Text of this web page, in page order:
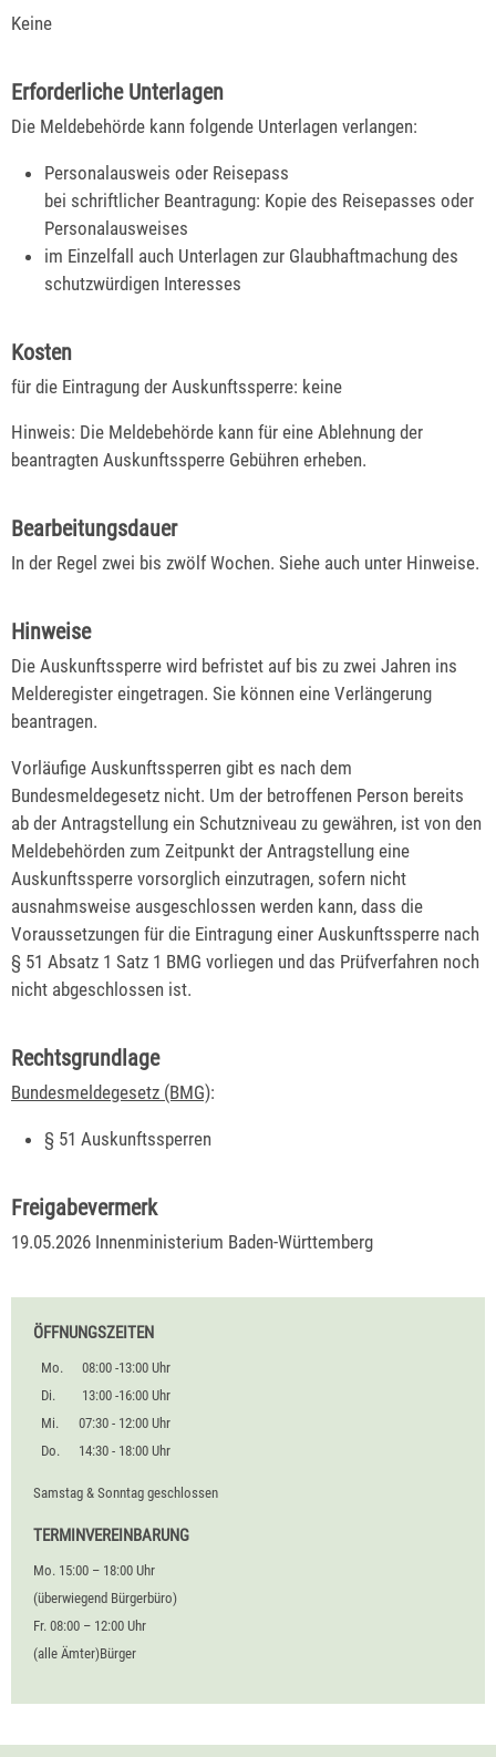
Keine
Erforderliche Unterlagen
Die Meldebehörde kann folgende Unterlagen verlangen:
Personalausweis oder Reisepass
bei schriftlicher Beantragung: Kopie des Reisepasses oder
Personalausweises
im Einzelfall auch Unterlagen zur Glaubhaftmachung des
schutzwürdigen Interesses
Kosten
für die Eintragung der Auskunftssperre: keine
Hinweis: Die Meldebehörde kann für eine Ablehnung der
beantragten Auskunftssperre Gebühren erheben.
Bearbeitungsdauer
In der Regel zwei bis zwölf Wochen. Siehe auch unter Hinweise.
Hinweise
Die Auskunftssperre wird befristet auf bis zu zwei Jahren ins
Melderegister eingetragen. Sie können eine Verlängerung
beantragen.
Vorläufige Auskunftssperren gibt es nach dem
Bundesmeldegesetz nicht. Um der betroffenen Person bereits
ab der Antragstellung ein Schutzniveau zu gewähren, ist von den
Meldebehörden zum Zeitpunkt der Antragstellung eine
Auskunftssperre vorsorglich einzutragen, sofern nicht
ausnahmsweise ausgeschlossen werden kann, dass die
Voraussetzungen für die Eintragung einer Auskunftssperre nach
§ 51 Absatz 1 Satz 1 BMG vorliegen und das Prüfverfahren noch
nicht abgeschlossen ist.
Rechtsgrundlage
Bundesmeldegesetz (BMG):
§ 51 Auskunftssperren
Freigabevermerk
19.05.2026 Innenministerium Baden-Württemberg
ÖFFNUNGSZEITEN
Mo.
08:00 -13:00 Uhr
Di.
13:00 -16:00 Uhr
Mi.
07:30 - 12:00 Uhr
Do.
14:30 - 18:00 Uhr
Samstag & Sonntag geschlossen
TERMINVEREINBARUNG
Mo. 15:00 – 18:00 Uhr
(überwiegend Bürgerbüro)
Fr. 08:00 – 12:00 Uhr
(alle Ämter)Bürger